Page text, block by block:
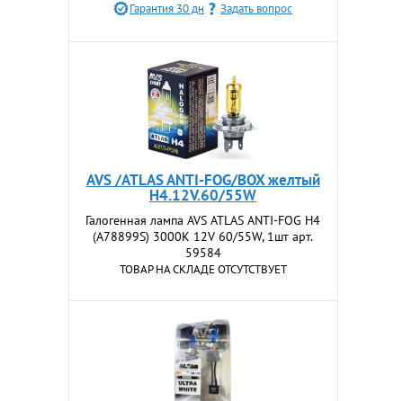
Гарантия 30 дн Задать вопрос
AVS /ATLAS ANTI-FOG/BOX желтый
H4.12V.60/55W
Галогенная лампа AVS ATLAS ANTI-FOG H4
(A78899S) 3000К 12V 60/55W, 1шт арт.
59584
ТОВАР НА СКЛАДЕ ОТСУТСТВУЕТ